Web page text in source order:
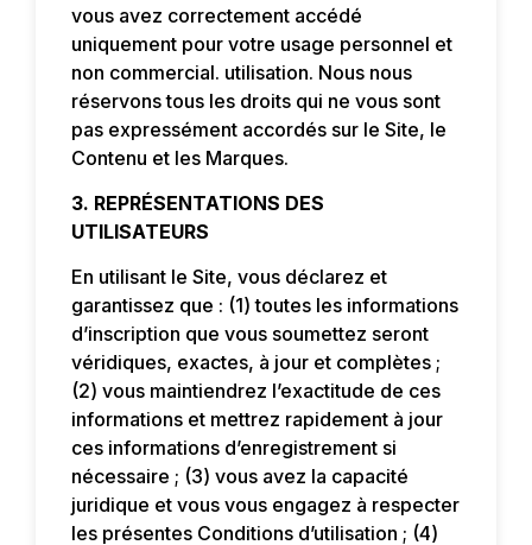
vous avez correctement accédé
uniquement pour votre usage personnel et
non commercial. utilisation. Nous nous
réservons tous les droits qui ne vous sont
pas expressément accordés sur le Site, le
Contenu et les Marques.
3. REPRÉSENTATIONS DES
UTILISATEURS
En utilisant le Site, vous déclarez et
garantissez que : (1) toutes les informations
d’inscription que vous soumettez seront
véridiques, exactes, à jour et complètes ;
(2) vous maintiendrez l’exactitude de ces
informations et mettrez rapidement à jour
ces informations d’enregistrement si
nécessaire ; (3) vous avez la capacité
juridique et vous vous engagez à respecter
les présentes Conditions d’utilisation ; (4)